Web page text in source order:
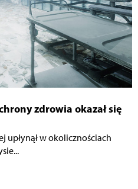
zdrowia okazał się
upłynął w okolicznościach